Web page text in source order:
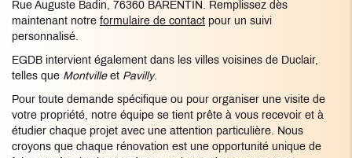
Rue Auguste Badin, 76360 BARENTIN. Remplissez dès
maintenant notre formulaire de contact pour un suivi
personnalisé.
EGDB intervient également dans les villes voisines de Duclair,
telles que Montvilleet Pavilly.
Pour toute demande spécifique ou pour organiser une visite de
votre propriété, notre équipe se tient prête à vous recevoir et à
étudier chaque projet avec une attention particulière. Nous
croyons que chaque rénovation est une opportunité unique de